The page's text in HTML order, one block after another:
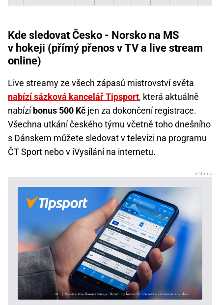
Kde sledovat Česko - Norsko na MS
v hokeji (přímý přenos v TV a live stream
online)
Live streamy ze všech zápasů mistrovství světa
nabízí sázková kancelář Tipsport, která aktuálně
nabízí bonus 500 Kč jen za dokončení registrace.
Všechna utkání českého týmu včetně toho dnešního
s Dánskem můžete sledovat v televizi na programu
ČT Sport nebo v iVysílání na internetu.